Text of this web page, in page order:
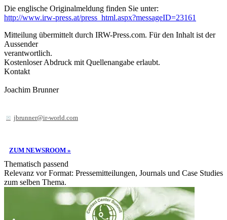
Die englische Originalmeldung finden Sie unter:
http://www.irw-press.at/press_html.aspx?messageID=23161
Mitteilung übermittelt durch IRW-Press.com. Für den Inhalt ist der
Aussender
verantwortlich.
Kostenloser Abdruck mit Quellenangabe erlaubt.
Kontakt
Joachim Brunner
jbrunner@ir-world.com
ZUM NEWSROOM »
Thematisch passend
Relevanz vor Format: Pressemitteilungen, Journals und Case Studies
zum selben Thema.